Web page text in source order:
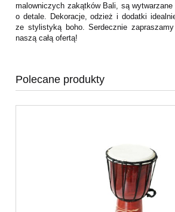
malowniczych zakątków Bali, są wytwarzane
o detale. Dekoracje, odzież i dodatki
ze stylistyką boho. Serdecznie
naszą całą ofertą!
Polecane produkty